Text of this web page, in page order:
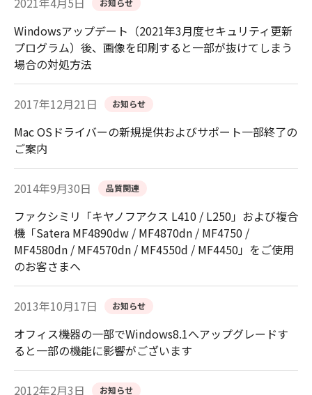
お知らせ
Windowsアップデート（2021年3月度セキュリティ更新
プログラム）後、画像を印刷すると一部が抜けてしまう
場合の対処方法
2017年12月21日 お知らせ
Mac OSドライバーの新規提供およびサポート一部終了の
ご案内
2014年9月30日 品質関連
ファクシミリ「キヤノフアクス L410 / L250」および複合
機「Satera MF4890dw / MF4870dn / MF4750 /
MF4580dn / MF4570dn / MF4550d / MF4450」をご使用
のお客さまへ
2013年10月17日 お知らせ
オフィス機器の一部でWindows8.1へアップグレードす
ると一部の機能に影響がございます
2012年2月3日 お知らせ